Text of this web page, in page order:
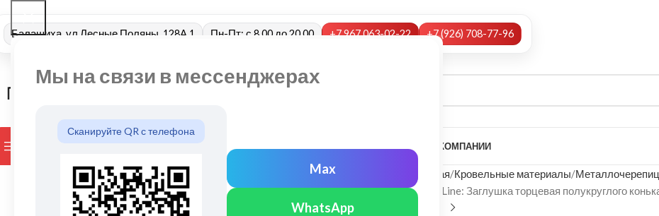
Мы на связи в мессенджерах
Сканируйте QR с телефона
Max
WhatsApp
Балашиха, ул Лесные Поляны, 128А 1 Пн-Пт: с 8.00 до 20.00 +7 967 063-02-22 +7 (926) 708-77-96
ПРОСМОТР КАТЕГОРИЙ БРЕНДЫ О КОМПАНИИ
Главная Кровельные материалы
Grand Line: Заглушка торцевая полукруглого